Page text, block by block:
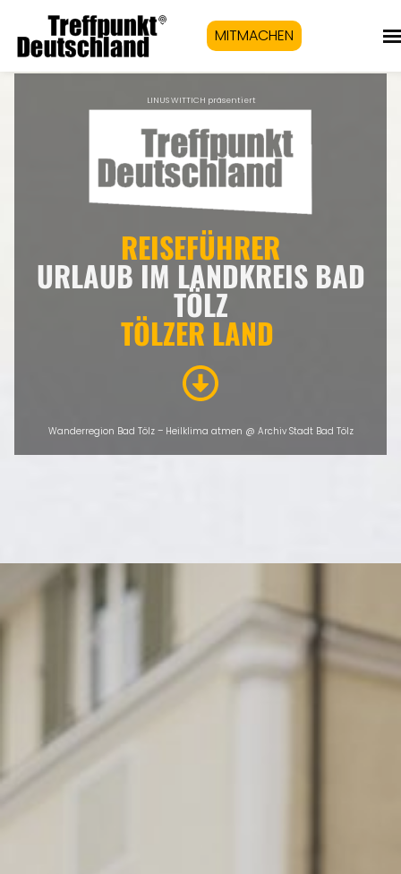
MITMACHEN
LINUS WITTICH präsentiert
REISEFÜHRER
URLAUB IM LANDKREIS BAD
TÖLZ
TÖLZER LAND
Wanderregion Bad Tölz – Heilklima atmen @ Archiv Stadt Bad Tölz